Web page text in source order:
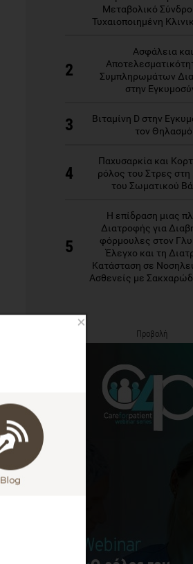
Μεταβολικό
Τυχαιοποιημένη
2
Ασφάλεια και
Συμπληρωμάτων
στην
3
Βιταμίνη D στην
τον Θηλασμό
4
Παχυσαρκία και
ρόλος του Στρες στη
του Σωματικού
5
Η επίδραση μιας
Διατροφής για
φόρμουλες στον
Έλεγχο και τη
Κατάσταση σε
Ασθενείς με
Προβολή
×